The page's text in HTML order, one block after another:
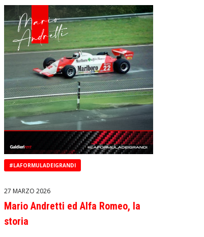
#LAFORMULADEIGRANDI
27 MARZO 2026
Mario Andretti ed Alfa Romeo, la
storia